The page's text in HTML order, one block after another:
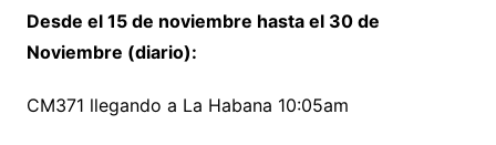
Desde el 15 de noviembre hasta el 30 de
Noviembre (diario):
CM371 llegando a La Habana 10:05am